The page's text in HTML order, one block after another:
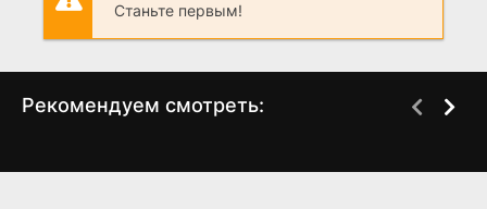
Станьте первым!
Рекомендуем смотреть: